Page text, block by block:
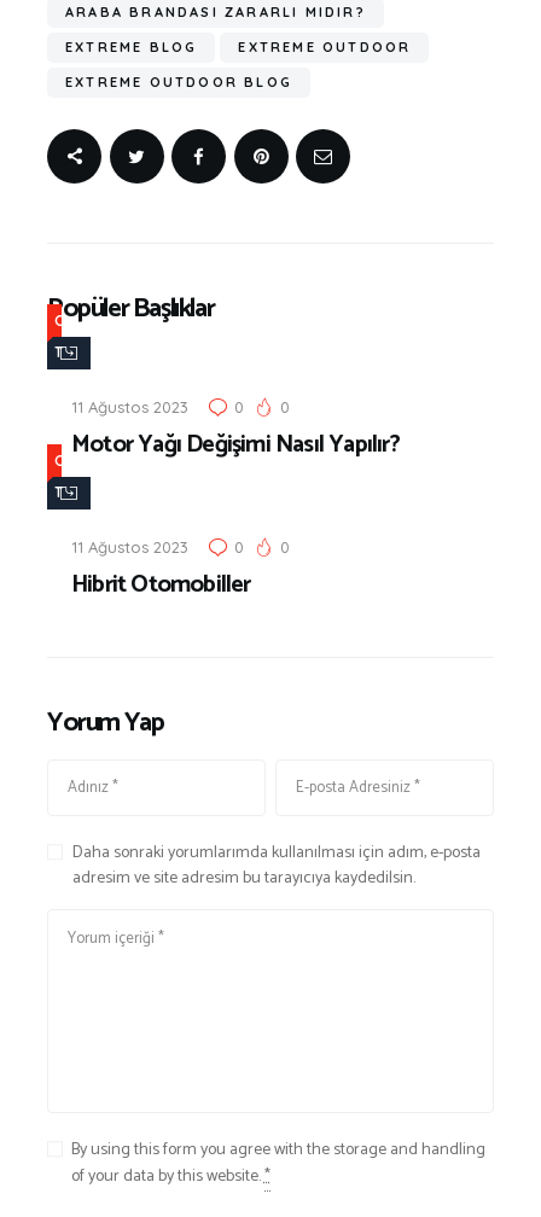
ARABA BRANDASI ZARARLI MIDIR?
EXTREME BLOG EXTREME OUTDOOR
EXTREME OUTDOOR BLOG
Popüler Başlıklar
O
T
M
O
T
11 Ağustos 2023 0 0
Motor Yağı Değişimi Nasıl Yapılır?
O
T
11 Ağustos 2023 0 0
Hibrit Otomobiller
Yorum Yap
Daha sonraki yorumlarımda kullanılması için adım, e-posta
adresim ve site adresim bu tarayıcıya kaydedilsin.
By using this form you agree with the storage and handling
of your data by this website.*